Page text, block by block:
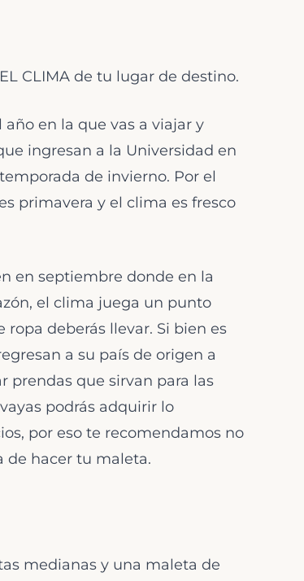
CLIMA de tu lugar de destino.
en la que vas a viajar y
ingresan a la Universidad en
de invierno. Por el
primavera y el clima es fresco
en septiembre donde en la
el clima juega un punto
deberás llevar. Si bien es
a su país de origen a
prendas que sirvan para las
podrás adquirir lo
por eso te recomendamos no
de hacer tu maleta.
medianas y una maleta de